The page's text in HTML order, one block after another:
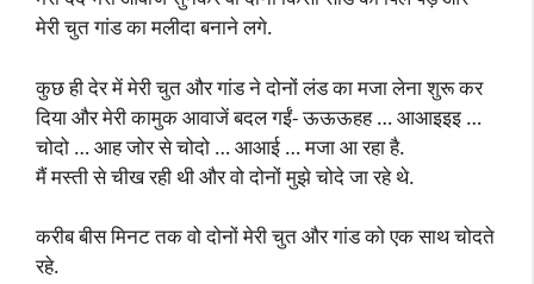
मेरी चुत गांड का मलीदा बनाने लगे.
कुछ ही देर में मेरी चुत और गांड ने दोनों लंड का मजा लेना शुरू कर
दिया और मेरी कामुक आवाजें बदल गईं- ऊऊऊहह … आआइइइ …
चोदो … आह जोर से चोदो … आआई … मजा आ रहा है.
मैं मस्ती से चीख रही थी और वो दोनों मुझे चोदे जा रहे थे.
करीब बीस मिनट तक वो दोनों मेरी चुत और गांड को एक साथ चोदते
रहे.